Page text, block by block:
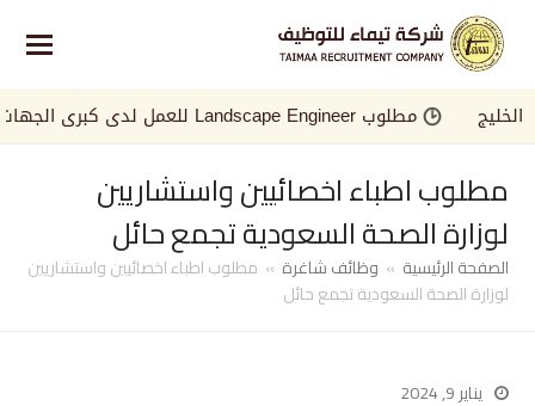
مطلوب Landscape Engineer للعمل لدى كبرى الجهات في الخليج
مطلوب اطباء اخصائيين واستشاريين
لوزارة الصحة السعودية تجمع حائل
الصفحة الرئيسية » وظائف شاغرة » مطلوب اطباء اخصائيين واستشاريين
لوزارة الصحة السعودية تجمع حائل
يناير 9, 2024